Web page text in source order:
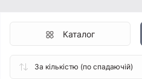
Каталог